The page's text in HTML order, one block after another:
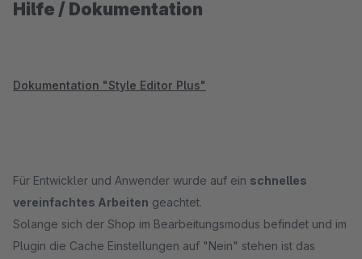
Hilfe / Dokumentation
Dokumentation "Style Editor Plus"
Für Entwickler und Anwender wurde auf ein schnelles
vereinfachtes Arbeiten geachtet.
Solange sich der Shop im Bearbeitungsmodus befindet und im
Plugin die Cache Einstellungen auf "Nein" stehen ist das